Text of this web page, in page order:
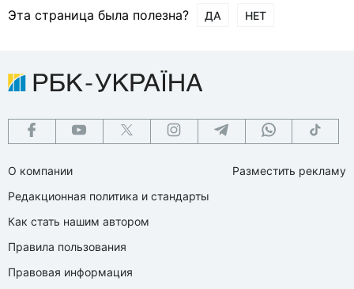
Эта страница была полезна? ДА НЕТ
О компании
Редакционная политика и стандарты
Как стать нашим автором
Правила пользования
Правовая информация
Разместить рекламу